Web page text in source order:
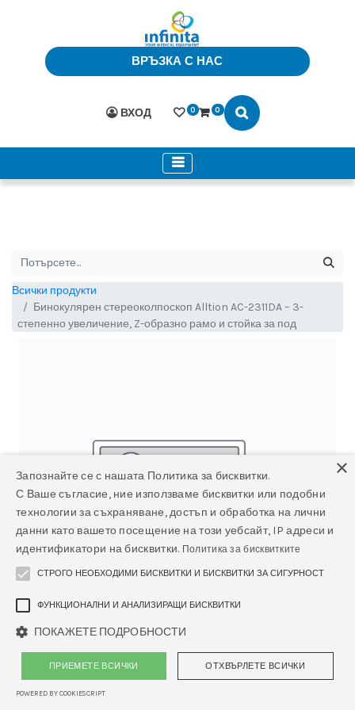
ВРЪЗКА С НАС
ВХОД 0 0
Всички продукти
Бинокулярен стереоколпоскоп Alltion AC-2311DA – 3-
степенно увеличение, Z-образно рамо и стойка за под
×
Запознайте се с нашата Политика за бисквитки.
С Ваше съгласие, ние използваме бисквитки или подобни
технологии за съхраняване, достъп и обработка на лични
данни като вашето посещение на този уебсайт, IP адреси и
идентификатори на бисквитки. Политика за бисквитките
СТРОГО НЕОБХОДИМИ БИСКВИТКИ И БИСКВИТКИ ЗА СИГУРНОСТ
ФУНКЦИОНАЛНИ И АНАЛИЗИРАЩИ БИСКВИТКИ
ПОКАЖЕТЕ ПОДРОБНОСТИ
ПРИЕМЕТЕ ВСИЧКИ ОТХВЪРЛЕТЕ ВСИЧКИ
POWERED BY COOKIESCRIPT